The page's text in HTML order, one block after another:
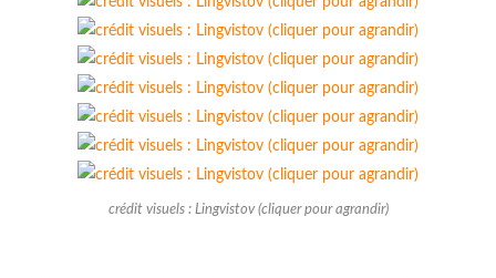
crédit visuels : Lingvistov (cliquer pour agrandir)